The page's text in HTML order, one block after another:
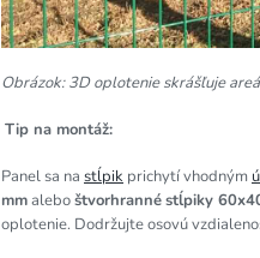
Obrázok: 3D oplotenie skrášľuje
Tip na montáž:
Panel sa na stĺpik prichytí vhodným
mmaleboštvorhrannéstĺpiky
oplotenie. Dodržujte osovú